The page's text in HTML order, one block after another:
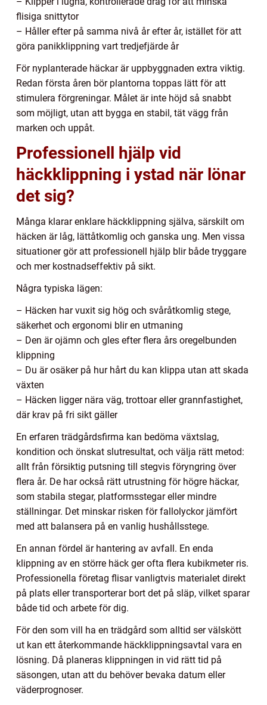
flisiga snittytor
– Håller efter på samma nivå år efter år, istället för att
göra panikklippning vart tredjefjärde år
För nyplanterade häckar är uppbyggnaden extra viktig.
Redan första åren bör plantorna toppas lätt för att
stimulera förgreningar. Målet är inte höjd så snabbt
som möjligt, utan att bygga en stabil, tät vägg från
marken och uppåt.
Professionell hjälp vid
häckklippning i ystad när lönar
det sig?
Många klarar enklare häckklippning själva, särskilt om
häcken är låg, lättåtkomlig och ganska ung. Men vissa
situationer gör att professionell hjälp blir både tryggare
och mer kostnadseffektiv på sikt.
Några typiska lägen:
– Häcken har vuxit sig hög och svåråtkomlig stege,
säkerhet och ergonomi blir en utmaning
– Den är ojämn och gles efter flera års oregelbunden
klippning
– Du är osäker på hur hårt du kan klippa utan att skada
växten
– Häcken ligger nära väg, trottoar eller grannfastighet,
där krav på fri sikt gäller
En erfaren trädgårdsfirma kan bedöma växtslag,
kondition och önskat slutresultat, och välja rätt metod:
allt från försiktig putsning till stegvis föryngring över
flera år. De har också rätt utrustning för högre häckar,
som stabila stegar, platformsstegar eller mindre
ställningar. Det minskar risken för fallolyckor jämfört
med att balansera på en vanlig hushållsstege.
En annan fördel är hantering av avfall. En enda
klippning av en större häck ger ofta flera kubikmeter ris.
Professionella företag flisar vanligtvis materialet direkt
på plats eller transporterar bort det på släp, vilket sparar
både tid och arbete för dig.
För den som vill ha en trädgård som alltid ser välskött
ut kan ett återkommande häckklippningsavtal vara en
lösning. Då planeras klippningen in vid rätt tid på
säsongen, utan att du behöver bevaka datum eller
väderprognoser.